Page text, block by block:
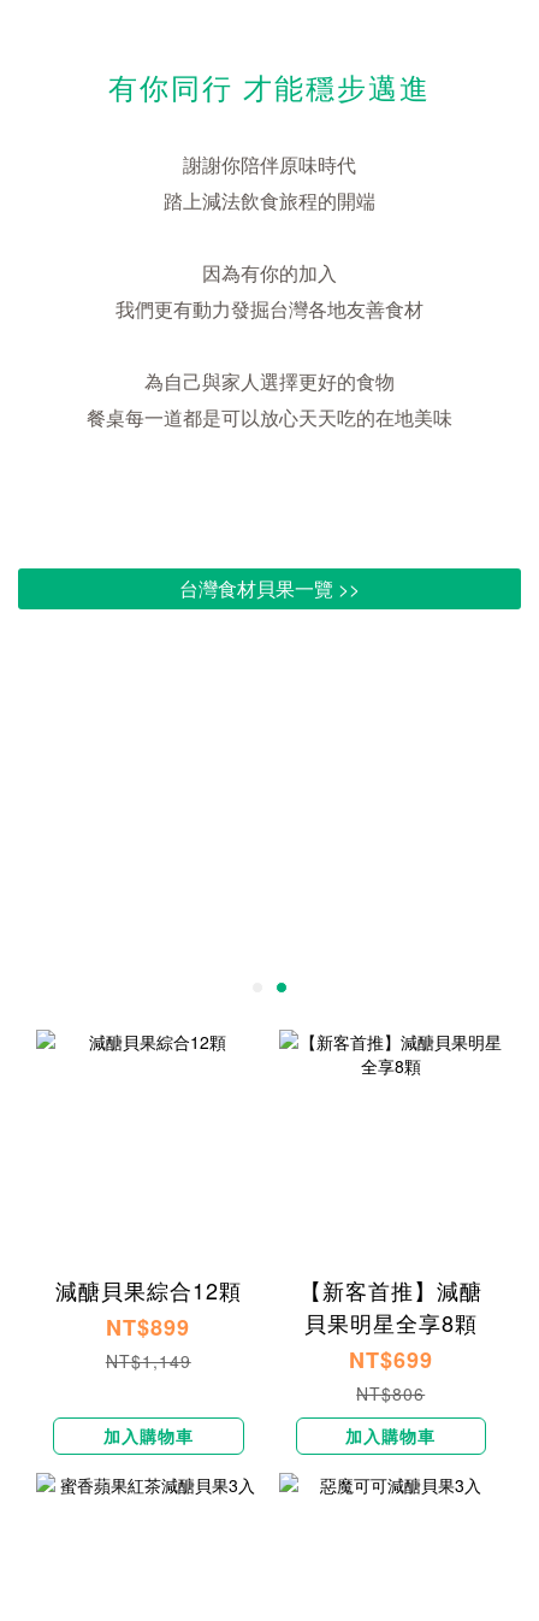
有你同行 才能穩步邁進
謝謝你陪伴原味時代
踏上減法飲食旅程的開端
因為有你的加入
我們更有動力發掘台灣各地友善食材
為自己與家人選擇更好的食物
餐桌每一道都是可以放心天天吃的在地美味
台灣食材貝果一覽 >>
減醣貝果綜合12顆
NT$899
NT$1,149
加入購物車
【新客首推】減醣
貝果明星全享8顆
NT$699
NT$806
加入購物車